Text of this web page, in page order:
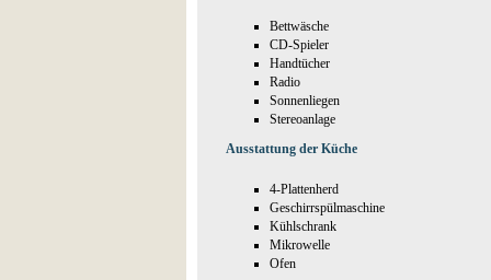
Bettwäsche
CD-Spieler
Handtücher
Radio
Sonnenliegen
Stereoanlage
Ausstattung der Küche
4-Plattenherd
Geschirrspülmaschine
Kühlschrank
Mikrowelle
Ofen